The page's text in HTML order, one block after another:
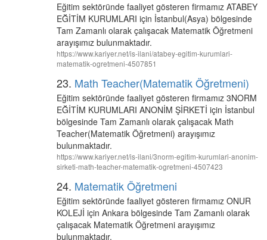
Eğitim sektöründe faaliyet gösteren firmamız ATABEY
EĞİTİM KURUMLARI için İstanbul(Asya) bölgesinde
Tam Zamanlı olarak çalışacak Matematik Öğretmeni
arayışımız bulunmaktadır.
https://www.kariyer.net/is-ilani/atabey-egitim-kurumlari-
matematik-ogretmeni-4507851
23. Math Teacher(Matematik Öğretmeni)
Eğitim sektöründe faaliyet gösteren firmamız 3NORM
EĞİTİM KURUMLARI ANONİM ŞİRKETİ için İstanbul
bölgesinde Tam Zamanlı olarak çalışacak Math
Teacher(Matematik Öğretmeni) arayışımız
bulunmaktadır.
https://www.kariyer.net/is-ilani/3norm-egitim-kurumlari-anonim-
sirketi-math-teacher-matematik-ogretmeni-4507423
24. Matematik Öğretmeni
Eğitim sektöründe faaliyet gösteren firmamız ONUR
KOLEJİ için Ankara bölgesinde Tam Zamanlı olarak
çalışacak Matematik Öğretmeni arayışımız
bulunmaktadır.